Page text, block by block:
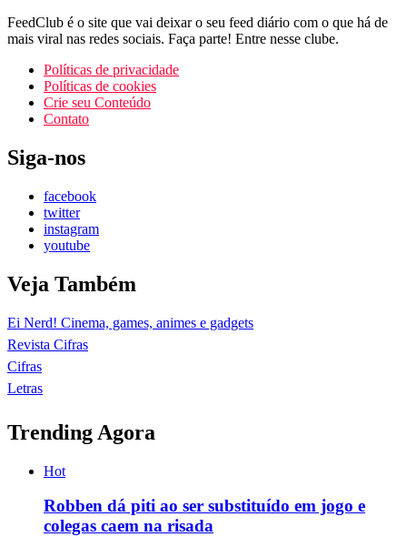
FeedClub é o site que vai deixar o seu feed diário com o que há de
mais viral nas redes sociais. Faça parte! Entre nesse clube.
Políticas de privacidade
Políticas de cookies
Crie seu Conteúdo
Contato
Siga-nos
facebook
twitter
instagram
youtube
Veja Também
Ei Nerd! Cinema, games, animes e gadgets
Revista Cifras
Cifras
Letras
Trending Agora
Hot
Robben dá piti ao ser substituído em jogo e
colegas caem na risada